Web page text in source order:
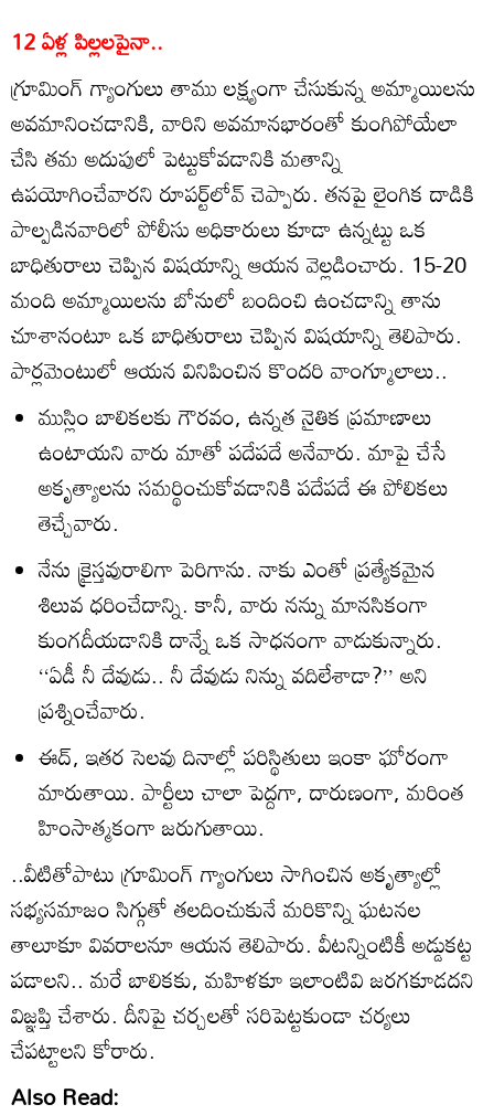
12 ఏళ్ల పిల్లలపైనా..
గ్రూమింగ్‌ గ్యాంగులు తాము లక్ష్యంగా చేసుకున్న అమ్మాయిలను
అవమానించడానికి, వారిని అవమానభారంతో కుంగిపోయేలా
చేసి తమ అదుపులో పెట్టుకోవడానికి మతాన్ని
ఉపయోగించేవారని రూపర్ట్‌లోవ్‌ చెప్పారు. తనపై లైంగిక దాడికి
పాల్పడినవారిలో పోలీసు అధికారులు కూడా ఉన్నట్టు ఒక
బాధితురాలు చెప్పిన విషయాన్ని ఆయన వెల్లడించారు. 15-20
మంది అమ్మాయిలను బోనులో బందించి ఉంచడాన్ని తాను
చూశానంటూ ఒక బాధితురాలు చెప్పిన విషయాన్ని తెలిపారు.
పార్లమెంటులో ఆయన వినిపించిన కొందరి వాంగ్మూలాలు..
ముస్లిం బాలికలకు గౌరవం, ఉన్నత నైతిక ప్రమాణాలు
ఉంటాయని వారు మాతో పదేపదే అనేవారు. మాపై చేసే
అకృత్యాలను సమర్థించుకోవడానికి పదేపదే ఈ పోలికలు
తెచ్చేవారు.
నేను క్రైస్తవురాలిగా పెరిగాను. నాకు ఎంతో ప్రత్యేకమైన
శిలువ ధరించేదాన్ని. కానీ, వారు నన్ను మానసికంగా
కుంగదీయడానికి దాన్నే ఒక సాధనంగా వాడుకున్నారు.
‘‘ఏడీ నీ దేవుడు.. నీ దేవుడు నిన్ను వదిలేశాడా?’’ అని
ప్రశ్నించేవారు.
ఈద్‌, ఇతర సెలవు దినాల్లో పరిస్థితులు ఇంకా ఘోరంగా
మారుతాయి. పార్టీలు చాలా పెద్దగా, దారుణంగా, మరింత
హింసాత్మకంగా జరుగుతాయి.
..వీటితోపాటు గ్రూమింగ్‌ గ్యాంగులు సాగించిన అకృత్యాల్లో
సభ్యసమాజం సిగ్గుతో తలదించుకునే మరికొన్ని ఘటనల
తాలూకూ వివరాలనూ ఆయన తెలిపారు. వీటన్నింటికీ అడ్డుకట్ట
పడాలని.. మరే బాలికకు, మహిళకూ ఇలాంటివి జరగకూడదని
విజ్ఞప్తి చేశారు. దీనిపై చర్చలతో సరిపెట్టకుండా చర్యలు
చేపట్టాలని కోరారు.
Also Read: